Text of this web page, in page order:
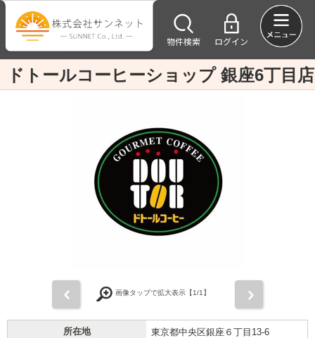
物件検索 ログイン
ドトールコーヒーショップ 銀座6丁目店
画像タップで拡大表示【1/1】
所在地 東京都中央区銀座６丁目13-6